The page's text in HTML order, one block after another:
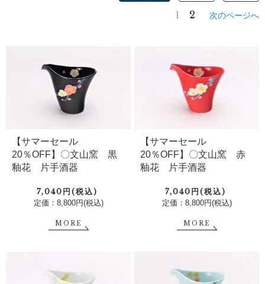
1 2 次のページへ
【サマーセール
20％OFF】〇文山窯 黒
釉花 片手酒器
7,040円(税込)
定価：8,800円(税込)
MORE
【サマーセール
20％OFF】〇文山窯 赤
釉花 片手酒器
7,040円(税込)
定価：8,800円(税込)
MORE